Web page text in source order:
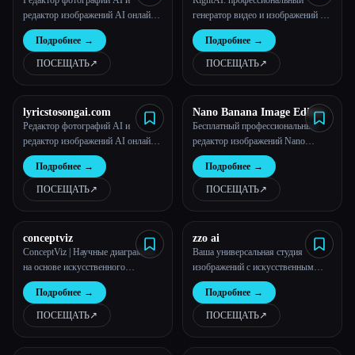
редактор изображений AI онлайн
бесплатно | PhotoEditorAI
Подробнее →
ПОСЕЩАТЬ↗︎
генератор видео и изображений с
искусственным интеллектом |
Попробуйте бесплатно сейчас |
RightAi
Подробнее →
ПОСЕЩАТЬ↗︎
lyricstosongai.com
Редактор фотографий AI и
редактор изображений AI онлайн
бесплатно | PhotoEditorAI
Подробнее →
ПОСЕЩАТЬ↗︎
Nano Banana Image Editor
Бесплатный профессиональный
редактор изображений Nano
Banana AI: онлайн-генератор 4K
Подробнее →
ПОСЕЩАТЬ↗︎
conceptviz
ConceptViz | Научные диаграммы
на основе искусственного
интеллекта для учителей и ученых
Подробнее →
ПОСЕЩАТЬ↗︎
zzo ai
Ваша универсальная студия
изображений с искусственным
интеллектом: создавайте,
редактируйте и очищайте.
Подробнее →
ПОСЕЩАТЬ↗︎